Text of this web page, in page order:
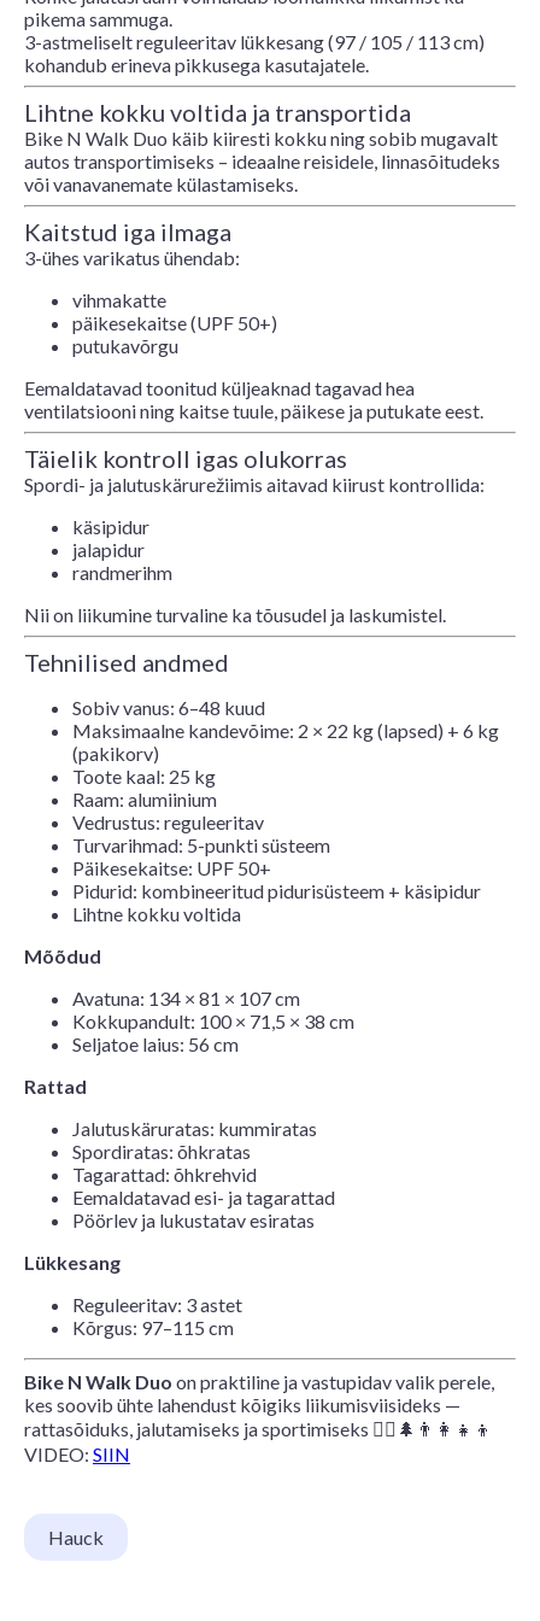
pikema sammuga.
3-astmeliselt reguleeritav lükkesang (97 / 105 / 113 cm)
kohandub erineva pikkusega kasutajatele.
Lihtne kokku voltida ja transportida
Bike N Walk Duo käib kiiresti kokku ning sobib mugavalt
autos transportimiseks – ideaalne reisidele, linnasõitudeks
või vanavanemate külastamiseks.
Kaitstud iga ilmaga
3-ühes varikatus ühendab:
vihmakatte
päikesekaitse (UPF 50+)
putukavõrgu
Eemaldatavad toonitud küljeaknad tagavad hea
ventilatsiooni ning kaitse tuule, päikese ja putukate eest.
Täielik kontroll igas olukorras
Spordi- ja jalutuskärurežiimis aitavad kiirust kontrollida:
käsipidur
jalapidur
randmerihm
Nii on liikumine turvaline ka tõusudel ja laskumistel.
Tehnilised andmed
Sobiv vanus: 6–48 kuud
Maksimaalne kandevõime: 2 × 22 kg (lapsed) + 6 kg
(pakikorv)
Toote kaal: 25 kg
Raam: alumiinium
Vedrustus: reguleeritav
Turvarihmad: 5-punkti süsteem
Päikesekaitse: UPF 50+
Pidurid: kombineeritud pidurisüsteem + käsipidur
Lihtne kokku voltida
Mõõdud
Avatuna: 134 × 81 × 107 cm
Kokkupandult: 100 × 71,5 × 38 cm
Seljatoe laius: 56 cm
Rattad
Jalutuskäruratas: kummiratas
Spordiratas: õhkratas
Tagarattad: õhkrehvid
Eemaldatavad esi- ja tagarattad
Pöörlev ja lukustatav esiratas
Lükkesang
Reguleeritav: 3 astet
Kõrgus: 97–115 cm
Bike N Walk Duo on praktiline ja vastupidav valik perele,
kes soovib ühte lahendust kõigiks liikumisviisideks —
rattasõiduks, jalutamiseks ja sportimiseks 🚴‍♀️🌲👨‍👩‍👧‍👦
VIDEO: SIIN
Hauck